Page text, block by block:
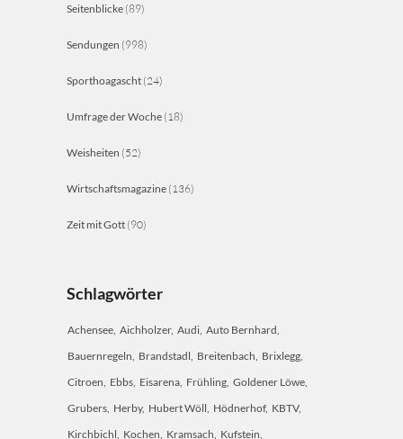
Seitenblicke (89)
Sendungen (998)
Sporthoagascht (24)
Umfrage der Woche (18)
Weisheiten (52)
Wirtschaftsmagazine (136)
Zeit mit Gott (90)
Schlagwörter
Achensee Aichholzer Audi Auto Bernhard
Bauernregeln Brandstadl Breitenbach Brixlegg
Citroen Ebbs Eisarena Frühling Goldener Löwe
Grubers Herby Hubert Wöll Hödnerhof KBTV
Kirchbichl Kochen Kramsach Kufstein